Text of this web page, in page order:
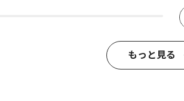
もっと見る